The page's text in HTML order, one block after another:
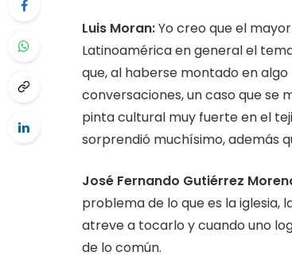
Luis Moran:Yo creo que el
Latinoamérica en general el
que, al haberse montado en
conversaciones, un caso que se
pinta cultural muy fuerte en el
sorprendió muchísimo, además
José Fernando Gutiérrez
problema de lo que es la iglesia,
atreve a tocarlo y cuando uno
de lo común.